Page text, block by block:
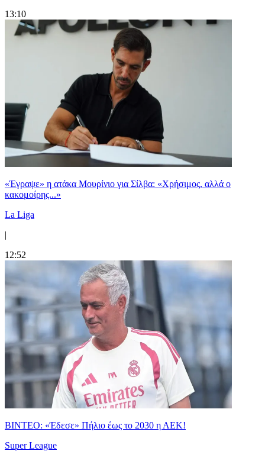
13:10
«Έγραψε» η ατάκα Μουρίνιο για Σίλβα: «Χρήσιμος, αλλά ο
κακομοίρης...»
La Liga
|
12:52
ΒΙΝΤΕΟ: «Έδεσε» Πήλιο έως το 2030 η ΑΕΚ!
Super League